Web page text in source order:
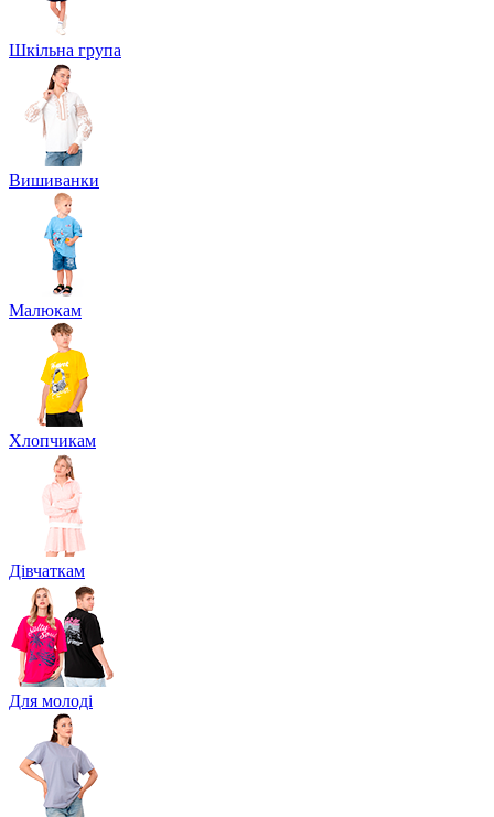
Шкільна група
Вишиванки
Малюкам
Хлопчикам
Дівчаткам
Для молоді